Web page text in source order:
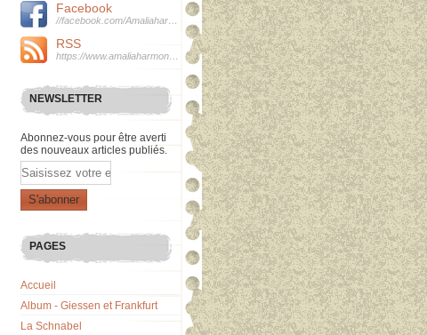
Facebook
RSS
NEWSLETTER
Abonnez-vous pour être averti
des nouveaux articles publiés.
Email
PAGES
Accueil
Album - Giessen et Frankfurt
La Schnabel